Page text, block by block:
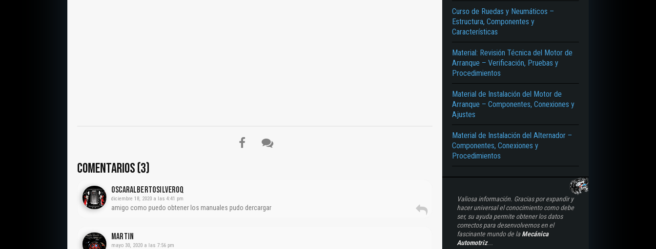
COMENTARIOS (3)
Oscaralbertosilveroq
diciembre 18, 2020 a las 4:41 pm
amigo como puedo obtener los manuales pudo dercargar
Martin
mayo 30, 2020 a las 7:56 pm
Curso de Ruedas y Neumáticos –
Estructura, Componentes y
Características
Material: Revisión Técnica del Motor de
Arranque – Verificación, Pruebas y
Procedimientos
Material de Instalación del Motor de
Arranque – Componentes, Conexiones y
Ajustes
Material de Instalación del Alternador –
Componentes, Conexiones y
Procedimientos
Valiosa información. Gracias por expandir y
hacer universal el conocimiento como debe
ser, su ayuda permite obtener los datos
correctos para desenvolvernos en el
fascinante mundo de la Mecánica
Automotriz...
No carga o no se visualiza el contenido.
Reportar otro tipo de error...